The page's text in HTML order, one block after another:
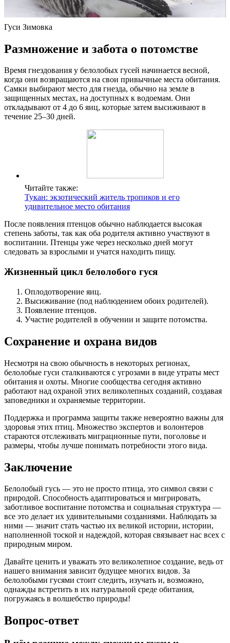
Гуси Зимовка
Размножение и забота о потомстве
Время гнездования у белолобых гусей начинается весной,
когда они возвращаются на свои привычные места обитания.
Самки выбирают место для гнезда, обычно на земле в
защищенных местах, на доступных к водоемам. Они
откладывают от 4 до 6 яиц, которые затем высиживают в
течение 25–30 дней.
Читайте также:
Тукан: экзотический житель тропиков и его
удивительное место обитания
После появления птенцов обычно наблюдается высокая
степень заботы, так как оба родителя активно участвуют в
воспитании. Птенцы уже через несколько дней могут
следовать за взрослыми и учатся находить пищу.
Жизненный цикл белолобого гуся
Оплодотворение яиц.
Высиживание (под наблюдением обоих родителей).
Появление птенцов.
Участие родителей в обучении и защите потомства.
Сохранение и охрана видов
Несмотря на свою обычность в некоторых регионах,
белолобые гуси сталкиваются с угрозами в виде утраты мест
обитания и охоты. Многие сообщества сегодня активно
работают над охраной этих великолепных созданий, создавая
заповедники и охраняемые территории.
Поддержка и программа защиты также невероятно важны для
здоровья этих птиц. Множество экспертов и волонтеров
стараются отслеживать миграционные пути, поголовье и
размеры, чтобы лучше понимать потребности этого вида.
Заключение
Белолобый гусь — это не просто птица, это символ связи с
природой. Способность адаптироваться и мигрировать,
заботливое воспитание потомства и социальная структура —
все это делает их удивительными созданиями. Наблюдать за
ними — значит стать частью их великой истории, истории,
наполненной тоской и надеждой, которая связывает нас всех с
природным миром.
Давайте ценить и уважать это великолепное создание, ведь от
нашего внимания зависит будущее многих видов. За
белолобыми гусями стоит следить, изучать и, возможно,
однажды встретить в их натуральной среде обитания,
погружаясь в волшебство природы!
Вопрос-ответ